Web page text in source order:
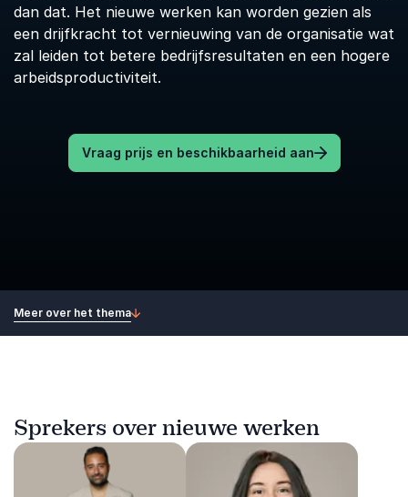
dan dat. Het nieuwe werken kan worden gezien als
een drijfkracht tot vernieuwing van de organisatie wat
zal leiden tot betere bedrijfsresultaten en een hogere
arbeidsproductiviteit.
Vraag prijs en beschikbaarheid aan
Meer over het thema
Sprekers over nieuwe werken